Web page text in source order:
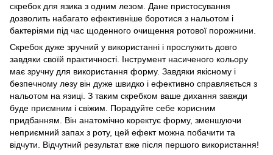
скребок для язика з одним лезом. Дане пристосування
дозволить набагато ефективніше боротися з нальотом і
бактеріями під час щоденного очищення ротової порожнини.
Скребок дуже зручний у використанні і прослужить довго
завдяки своїй практичності. Інструмент насиченого кольору
має зручну для використання форму. Завдяки якісному і
безпечному лезу він дуже швидко і ефективно справляється з
нальотом на язиці. З таким скребком ваше дихання завжди
буде приємним і свіжим. Порадуйте себе корисним
придбанням. Він анатомічно коректує форму, зменшуючи
неприємний запах з роту, цей ефект можна побачити та
відчути. Відчутний результат вже після першого використання!